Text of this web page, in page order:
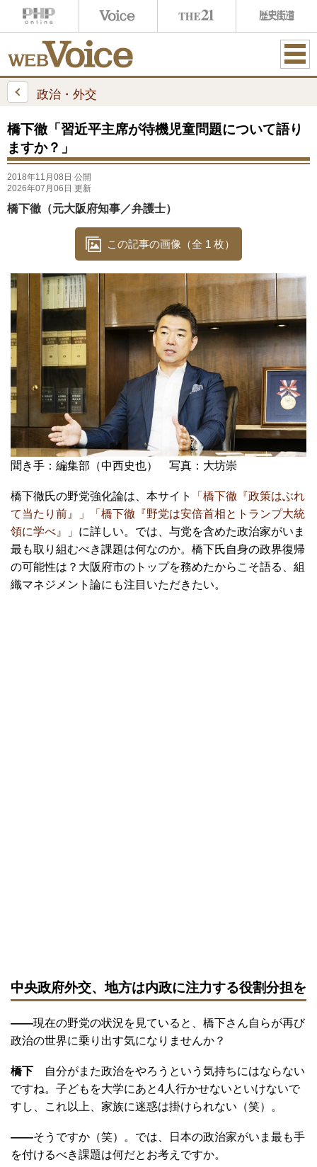
ME
政治・外交
橋下徹「習近平主席が待機児童問題について語り
ますか？」
2018年11月08日 公開
2026年07月06日 更新
橋下徹（元大阪府知事／弁護士）
この記事の画像（全 1 枚）
聞き手：編集部（中西史也） 写真：大坊崇
橋下徹氏の野党強化論は、本サイト
「橋下徹『政策はぶれ
て当たり前』」
「橋下徹『野党は安倍首相とトランプ大統
領に学べ』」 に詳しい。では、与党を含めた政治家がいま
最も取り組むべき課題は何なのか。橋下氏自身の政界復帰
の可能性は？大阪府市のトップを務めたからこそ語る、組
織マネジメント論にも注目いただきたい。
中央政府外交、地方は内政に注力する役割分担を
――現在の野党の状況を見ていると、橋下さん自らが再び
政治の世界に乗り出す気になりませんか？
橋下 自分がまた政治をやろうという気持ちにはならない
ですね。子どもを大学にあと4人行かせないといけないで
すし、これ以上、家族に迷惑は掛けられない（笑）。
――そうですか（笑）。では、日本の政治家がいま最も手
を付けるべき課題は何だとお考えですか。